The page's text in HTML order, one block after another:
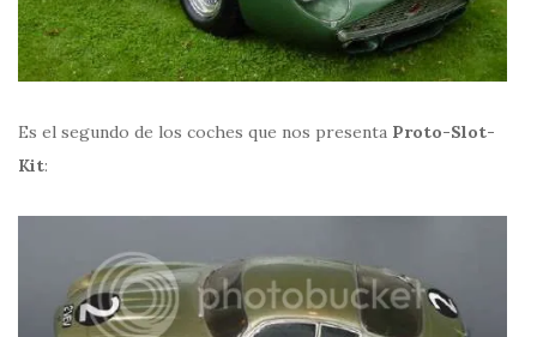
Es el segundo de los coches que nos presenta Proto-Slot-
Kit: